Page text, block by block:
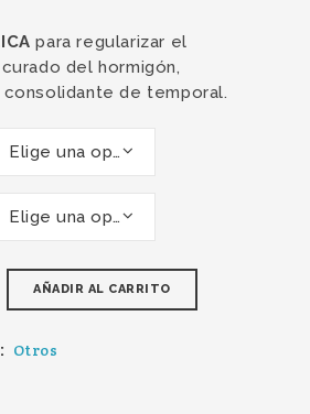
para regularizar el
del hormigón,
de temporal.
Elige una opción
Elige una opción
AÑADIR AL CARRITO
Otros